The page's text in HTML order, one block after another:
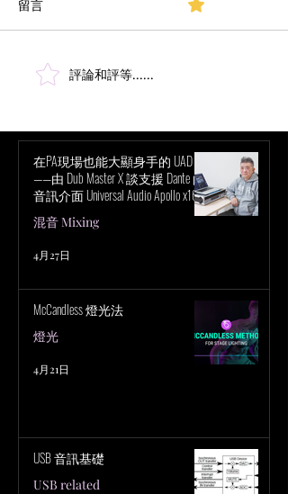
原始文章 採訪對象：BSO 現
場混音工程師 Steve Colby作
表：1999/03/01｜更新日期：
愛、蘋果派和獨立檢察官辦公
室一樣，是美國文化的一部
分。...
評論和評等......
在PA現場也能大顯身手的 UAD！
——由 Dub Master X 談支援 Dante 的
音訊介面 Universal Audio Apollo x16D
的魅力
混音 Mixing
4月27日
McCandless 燈光法
燈光
4月21日
USB 音訊基礎
USB related